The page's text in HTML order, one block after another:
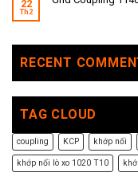
22
Th2
RECENT
TAG CLOUD
coupling KCP khớp nối
khớp nối lò xo 1020 T10